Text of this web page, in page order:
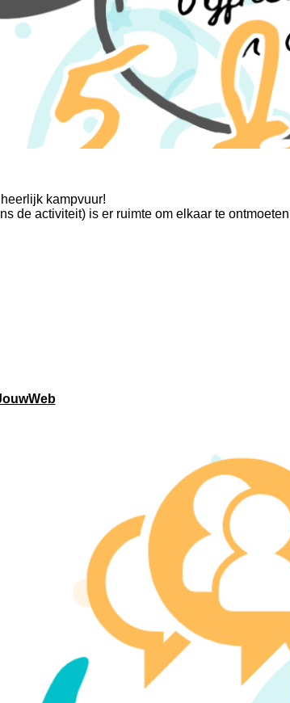
kampvuur!
de activiteit) is er ruimte om elkaar te